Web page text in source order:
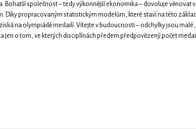
společnost – tedy výkonnější ekonomika – dovoluje věnovat
Díky propracovaným statistickým modelům, které staví na této
na olympiádě medailí. Vítejte v budoucnosti – odchylky jsou
jen o tom, ve kterých disciplínách předem předpovězený počet